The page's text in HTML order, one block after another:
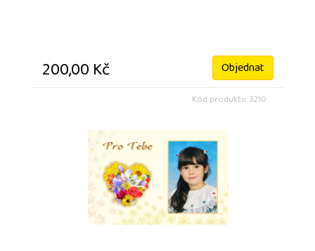
200,00 Kč Objednat
Kód produktu: 3210